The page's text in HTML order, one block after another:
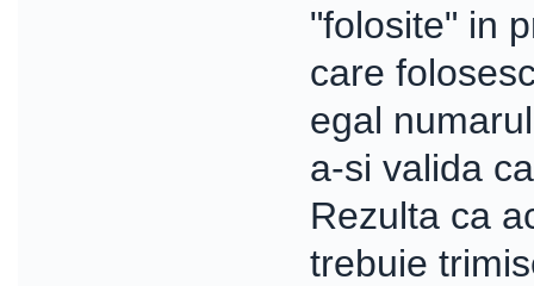
"folosite" in
care
egal
a-si valida
Rezulta ca
trebuie